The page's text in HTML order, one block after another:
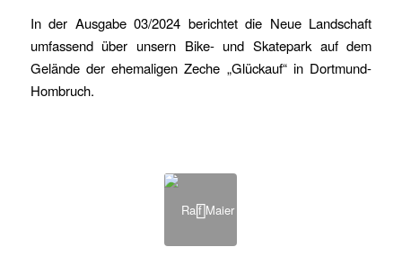
In der Ausgabe 03/2024 berichtet die Neue Landschaft
umfassend über unsern Bike- und Skatepark auf dem
Gelände der ehemaligen Zeche „Glückauf“ in Dortmund-
Hombruch.